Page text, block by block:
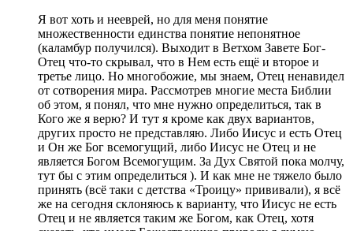
Я вот хоть и нееврей, но для меня понятие
множественности единства понятие непонятное
(каламбур получился). Выходит в Ветхом Завете Бог-
Отец что-то скрывал, что в Нем есть ещё и второе и
третье лицо. Но многобожие, мы знаем, Отец ненавидел
от сотворения мира. Рассмотрев многие места Библии
об этом, я понял, что мне нужно определиться, так в
Кого же я верю? И тут я кроме как двух вариантов,
других просто не представляю. Либо Иисус и есть Отец
и Он же Бог всемогущий, либо Иисус не Отец и не
является Богом Всемогущим. За Дух Святой пока молчу,
тут бы с этим определиться ). И как мне не тяжело было
принять (всё таки с детства «Троицу» прививали), я всё
же на сегодня склоняюсь к варианту, что Иисус не есть
Отец и не является таким же Богом, как Отец, хотя